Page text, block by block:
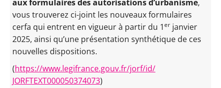
aux formulaires des autorisations d’urbanisme,
vous trouverez ci-joint les nouveaux formulaires
cerfa qui entrent en vigueur à partir du 1er janvier
2025, ainsi qu’une présentation synthétique de ces
nouvelles dispositions.
(https://www.legifrance.gouv.fr/jorf/id/
JORFTEXT000050374073)